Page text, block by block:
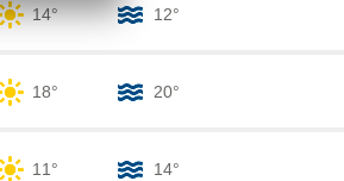
14° 12°
18° 20°
11° 14°